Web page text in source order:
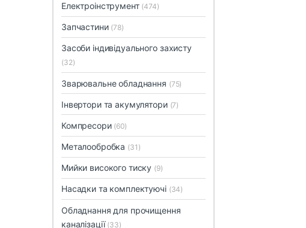
Електроінструмент (474)
Запчастини (78)
Засоби індивідуального захисту
(32)
Зварювальне обладнання (75)
Інвертори та акумулятори (7)
Компресори (60)
Металообробка (31)
Мийки високого тиску (9)
Насадки та комплектуючі (34)
Обладнання для прочищення
каналізації (33)